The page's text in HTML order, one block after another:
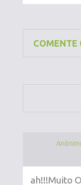
COMENTE
ah!!!Muito